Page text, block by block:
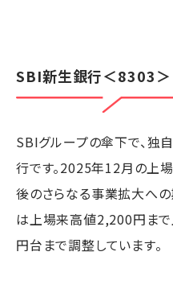
SBI新生銀行＜8303＞
SBIグループの傘下で、独
行です。2025年12月の上
後のさらなる事業拡大へ
は上場来高値2,200円まで
円台まで調整しています。